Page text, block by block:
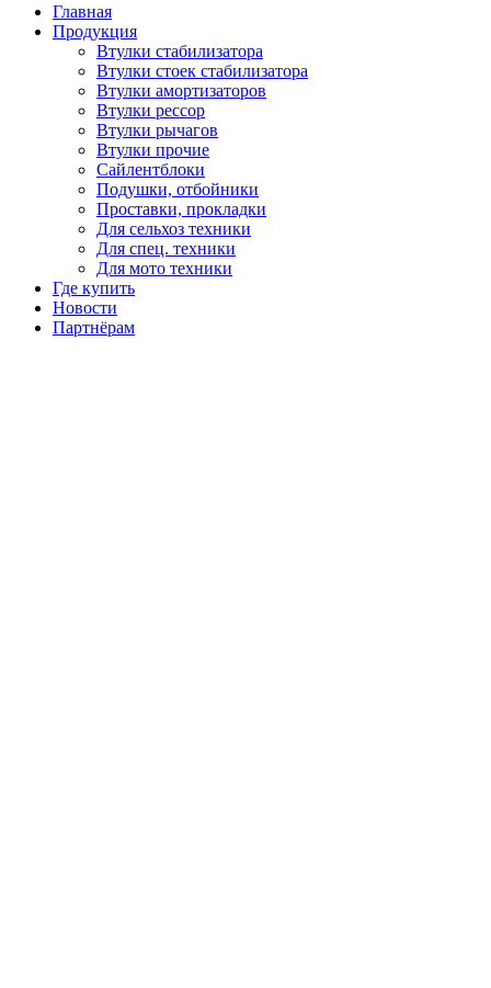
Главная
Продукция
Втулки стабилизатора
Втулки стоек стабилизатора
Втулки амортизаторов
Втулки рессор
Втулки рычагов
Втулки прочие
Сайлентблоки
Подушки, отбойники
Проставки, прокладки
Для сельхоз техники
Для спец. техники
Для мото техники
Где купить
Новости
Партнёрам